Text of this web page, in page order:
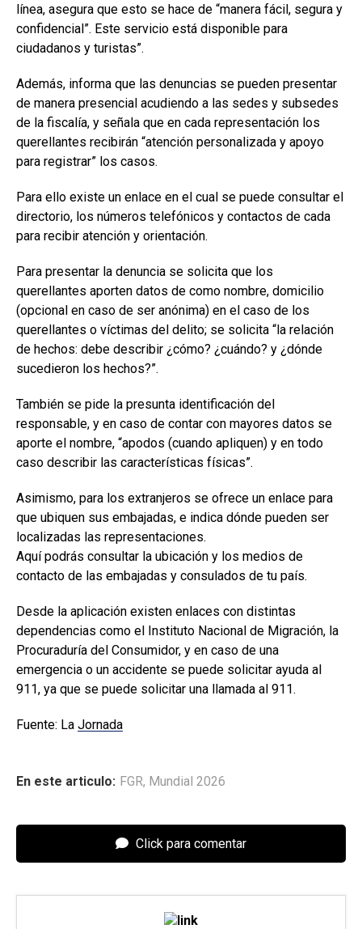
línea, asegura que esto se hace de “manera fácil, segura y
confidencial”. Este servicio está disponible para
ciudadanos y turistas”.
Además, informa que las denuncias se pueden presentar
de manera presencial acudiendo a las sedes y subsedes
de la fiscalía, y señala que en cada representación los
querellantes recibirán “atención personalizada y apoyo
para registrar” los casos.
Para ello existe un enlace en el cual se puede consultar el
directorio, los números telefónicos y contactos de cada
para recibir atención y orientación.
Para presentar la denuncia se solicita que los
querellantes aporten datos de como nombre, domicilio
(opcional en caso de ser anónima) en el caso de los
querellantes o víctimas del delito; se solicita “la relación
de hechos: debe describir ¿cómo? ¿cuándo? y ¿dónde
sucedieron los hechos?”.
También se pide la presunta identificación del
responsable, y en caso de contar con mayores datos se
aporte el nombre, “apodos (cuando apliquen) y en todo
caso describir las características físicas”.
Asimismo, para los extranjeros se ofrece un enlace para
que ubiquen sus embajadas, e indica dónde pueden ser
localizadas las representaciones.
Aquí podrás consultar la ubicación y los medios de
contacto de las embajadas y consulados de tu país.
Desde la aplicación existen enlaces con distintas
dependencias como el Instituto Nacional de Migración, la
Procuraduría del Consumidor, y en caso de una
emergencia o un accidente se puede solicitar ayuda al
911, ya que se puede solicitar una llamada al 911.
Fuente: La Jornada
En este articulo: FGR, Mundial 2026
Click para comentar